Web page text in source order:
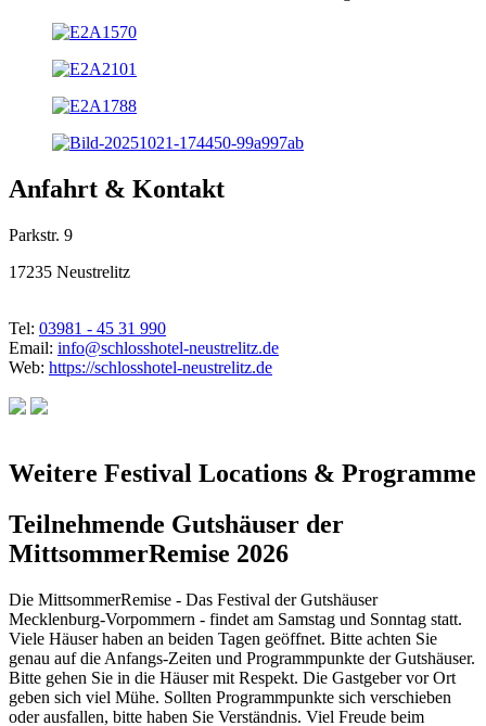
Anfahrt & Kontakt
Parkstr. 9
17235 Neustrelitz
Tel: 03981 - 45 31 990
Email: info@schlosshotel-neustrelitz.de
Web: https://schlosshotel-neustrelitz.de
Weitere Festival Locations & Programme
Teilnehmende Gutshäuser der
MittsommerRemise 2026
Die MittsommerRemise - Das Festival der Gutshäuser
Mecklenburg-Vorpommern - findet am Samstag und Sonntag statt.
Viele Häuser haben an beiden Tagen geöffnet. Bitte achten Sie
genau auf die Anfangs-Zeiten und Programmpunkte der Gutshäuser.
Bitte gehen Sie in die Häuser mit Respekt. Die Gastgeber vor Ort
geben sich viel Mühe. Sollten Programmpunkte sich verschieben
oder ausfallen, bitte haben Sie Verständnis. Viel Freude beim